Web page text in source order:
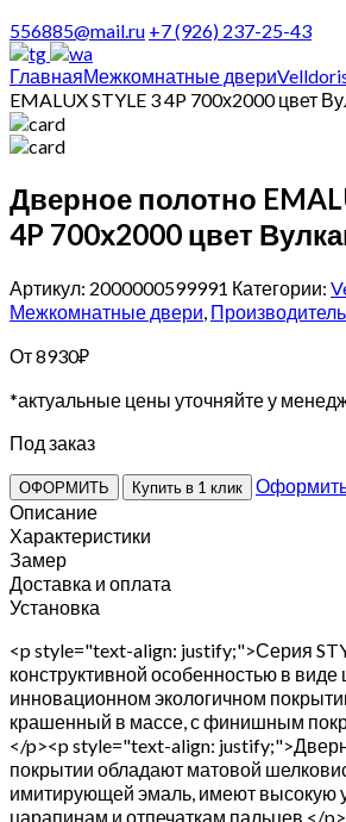
556885@mail.ru +7 (926) 237-25-43
ГлавнаяМежкомнатные двери
EMALUX STYLE 3 4P 700х2000 цвет
Дверное полотно
4P 700х2000 цвет
Артикул: 2000000599991 Категории:
Межкомнатные двери, Производитель
От8930₽
*актуальные цены уточняйте у
Под заказ
ОФОРМИТЬ Купить в 1 клик
Описание
Характеристики
Замер
Доставка и оплата
Установка
<p style="text-align: justify;">Серия
конструктивной особенностью в
инновационном экологичном
крашенный в массе, с финишным
</p><p style="text-align:
покрытии обладают матовой
имитирующей эмаль, имеют высокую
царапинам и отпечаткам пальцев.</